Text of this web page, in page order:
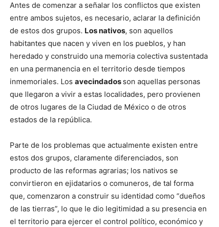
Antes de comenzar a señalar los conflictos que existen
entre ambos sujetos, es necesario, aclarar la definición
de estos dos grupos. Los nativos, son aquellos
habitantes que nacen y viven en los pueblos, y han
heredado y construido una memoria colectiva sustentada
en una permanencia en el territorio desde tiempos
inmemoriales. Los avecindados son aquellas personas
que llegaron a vivir a estas localidades, pero provienen
de otros lugares de la Ciudad de México o de otros
estados de la república.
Parte de los problemas que actualmente existen entre
estos dos grupos, claramente diferenciados, son
producto de las reformas agrarias; los nativos se
convirtieron en ejidatarios o comuneros, de tal forma
que, comenzaron a construir su identidad como “dueños
de las tierras”, lo que le dio legitimidad a su presencia en
el territorio para ejercer el control político, económico y